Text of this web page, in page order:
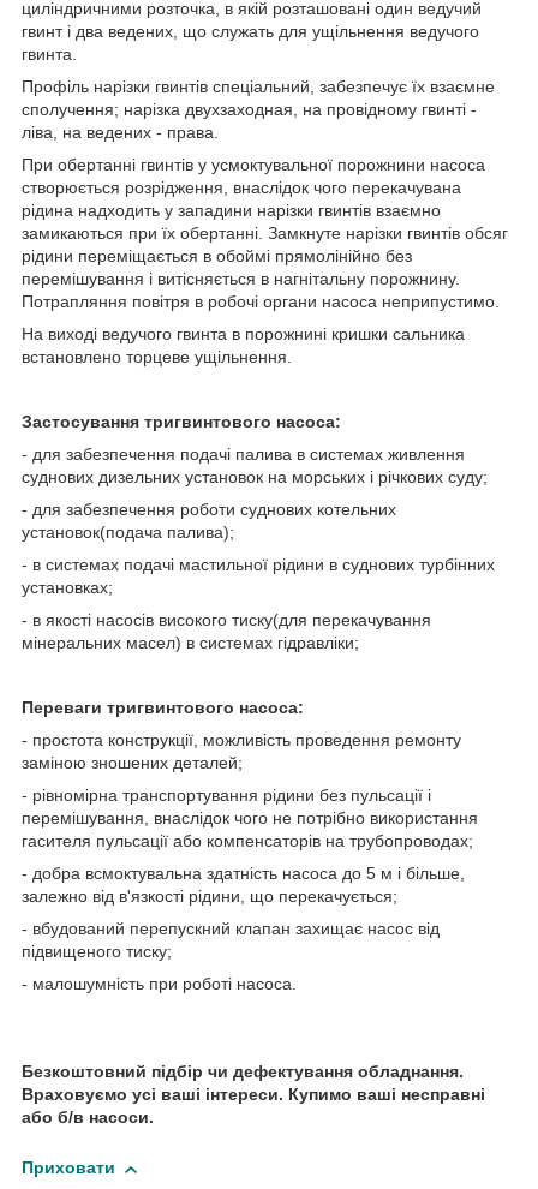
циліндричними розточка, в якій розташовані один ведучий
гвинт і два ведених, що служать для ущільнення ведучого
гвинта.
Профіль нарізки гвинтів спеціальний, забезпечує їх взаємне
сполучення; нарізка двухзаходная, на провідному гвинті -
ліва, на ведених - права.
При обертанні гвинтів у усмоктувальної порожнини насоса
створюється розрідження, внаслідок чого перекачувана
рідина надходить у западини нарізки гвинтів взаємно
замикаються при їх обертанні. Замкнуте нарізки гвинтів обсяг
рідини переміщається в обоймі прямолінійно без
перемішування і витісняється в нагнітальну порожнину.
Потрапляння повітря в робочі органи насоса неприпустимо.
На виході ведучого гвинта в порожнині кришки сальника
встановлено торцеве ущільнення.
Застосування тригвинтового насоса:
- для забезпечення подачі палива в системах живлення
суднових дизельних установок на морських і річкових суду;
- для забезпечення роботи суднових котельних
установок(подача палива);
- в системах подачі мастильної рідини в суднових турбінних
установках;
- в якості насосів високого тиску(для перекачування
мінеральних масел) в системах гідравліки;
Переваги тригвинтового насоса:
- простота конструкції, можливість проведення ремонту
заміною зношених деталей;
- рівномірна транспортування рідини без пульсації і
перемішування, внаслідок чого не потрібно використання
гасителя пульсації або компенсаторів на трубопроводах;
- добра всмоктувальна здатність насоса до 5 м і більше,
залежно від в'язкості рідини, що перекачується;
- вбудований перепускний клапан захищає насос від
підвищеного тиску;
- малошумність при роботі насоса.
Безкоштовний підбір чи дефектування обладнання.
Враховуємо усі ваші інтереси. Купимо ваші несправні
або б/в насоси.
Приховати